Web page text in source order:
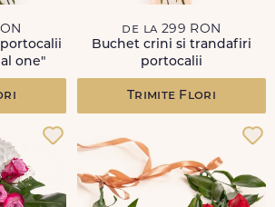
one"
de la 299 RON
Buchet crini si trandafiri
portocalii
Trimite Flori